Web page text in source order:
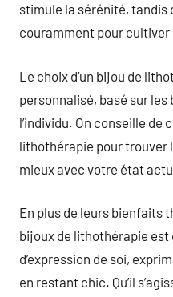
stimule la sérénité, tandis
couramment pour cultiver
Le choix d’un bijou de
personnalisé, basé sur
l’individu. On conseille de
lithothérapie pour trouver
mieux avec votre état
En plus de leurs bienfaits
bijoux de lithothérapie
d’expression de soi,
en restant chic. Qu’il